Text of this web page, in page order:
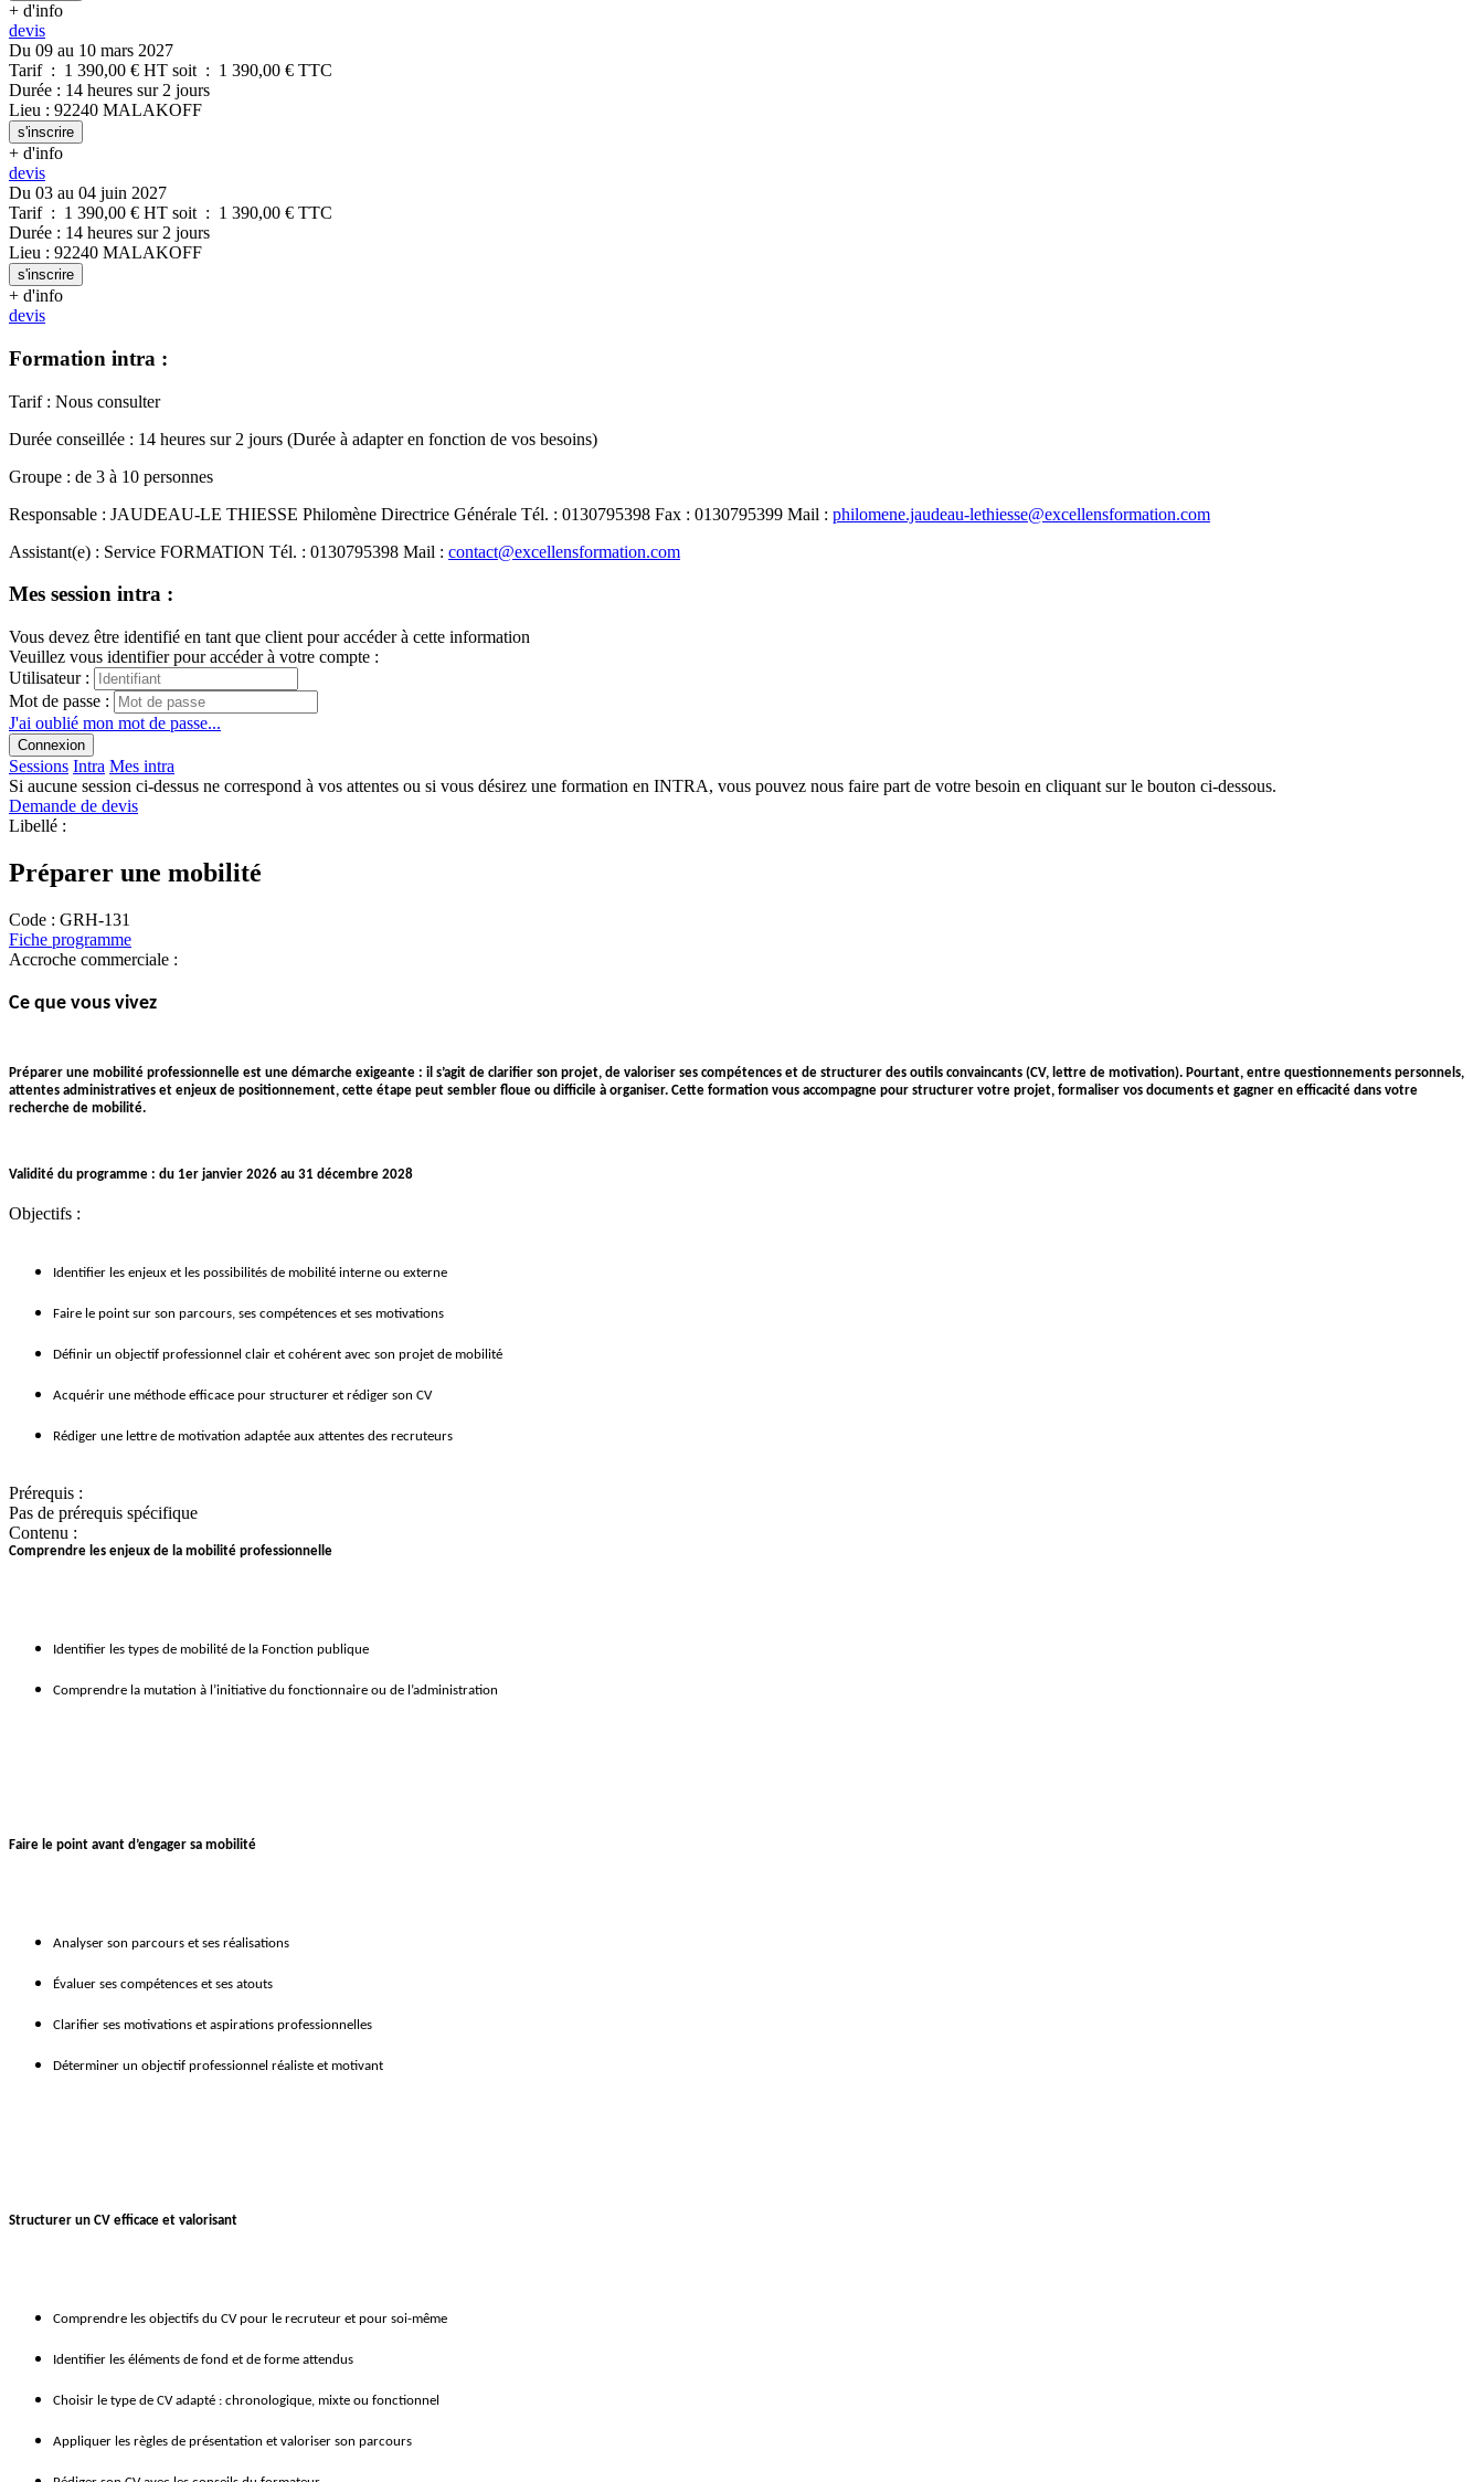
+ d'info
devis
Du 09 au 10 mars 2027
Tarif : 1 390,00 € HT soit : 1 390,00 € TTC
Durée : 14 heures sur 2 jours
Lieu : 92240 MALAKOFF
s'inscrire
+ d'info
devis
Du 03 au 04 juin 2027
Tarif : 1 390,00 € HT soit : 1 390,00 € TTC
Durée : 14 heures sur 2 jours
Lieu : 92240 MALAKOFF
s'inscrire
+ d'info
devis
Formation intra :
Tarif : Nous consulter
Durée conseillée : 14 heures sur 2 jours (Durée à adapter en fonction de vos besoins)
Groupe : de 3 à 10 personnes
Responsable : JAUDEAU-LE THIESSE Philomène Directrice Générale Tél. : 0130795398 Fax : 0130795399 Mail : philomene.jaudeau-lethiesse@excellensformation.com
Assistant(e) : Service FORMATION Tél. : 0130795398 Mail : contact@excellensformation.com
Mes session intra :
Vous devez être identifié en tant que client pour accéder à cette information
Veuillez vous identifier pour accéder à votre compte :
Utilisateur :
Mot de passe :
J'ai oublié mon mot de passe...
Connexion
Sessions Intra Mes intra
Si aucune session ci-dessus ne correspond à vos attentes ou si vous désirez une formation en INTRA, vous pouvez nous faire part de votre besoin en cliquant sur le bouton ci-dessous.
Demande de devis
Libellé :
Préparer une mobilité
Code : GRH-131
Fiche programme
Accroche commerciale :
Ce que vous vivez
Préparer une mobilité professionnelle est une démarche exigeante : il s’agit de clarifier son projet, de valoriser ses compétences et de structurer des outils convaincants (CV, lettre de motivation). Pourtant, entre questionnements personnels,
attentes administratives et enjeux de positionnement, cette étape peut sembler floue ou difficile à organiser. Cette formation vous accompagne pour structurer votre projet, formaliser vos documents et gagner en efficacité dans votre
recherche de mobilité.
Validité du programme : du 1er janvier 2026 au 31 décembre 2028
Objectifs :
Identifier les enjeux et les possibilités de mobilité interne ou externe
Faire le point sur son parcours, ses compétences et ses motivations
Définir un objectif professionnel clair et cohérent avec son projet de mobilité
Acquérir une méthode efficace pour structurer et rédiger son CV
Rédiger une lettre de motivation adaptée aux attentes des recruteurs
Prérequis :
Pas de prérequis spécifique
Contenu :
Comprendre les enjeux de la mobilité professionnelle
Identifier les types de mobilité de la Fonction publique
Comprendre la mutation à l’initiative du fonctionnaire ou de l’administration
Faire le point avant d’engager sa mobilité
Analyser son parcours et ses réalisations
Évaluer ses compétences et ses atouts
Clarifier ses motivations et aspirations professionnelles
Déterminer un objectif professionnel réaliste et motivant
Structurer un CV efficace et valorisant
Comprendre les objectifs du CV pour le recruteur et pour soi-même
Identifier les éléments de fond et de forme attendus
Choisir le type de CV adapté : chronologique, mixte ou fonctionnel
Appliquer les règles de présentation et valoriser son parcours